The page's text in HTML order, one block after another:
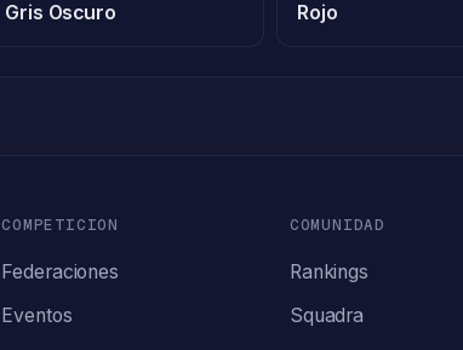
Gris Oscuro Rojo
COMPETICION
Federaciones
Eventos
COMUNIDAD
Rankings
Squadra